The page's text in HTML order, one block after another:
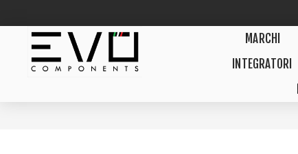
MARCHI
INTEGRATORI